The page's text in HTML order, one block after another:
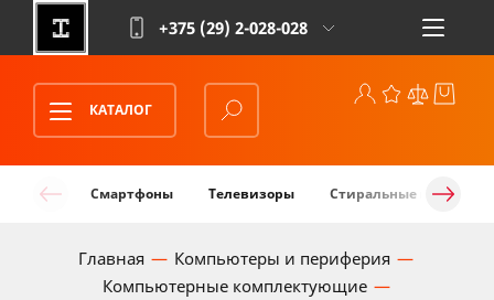
+375 (29) 2-028-028
КАТАЛОГ
Смартфоны Телевизоры Стиральные машины
Главная
Компьютеры и периферия
Компьютерные комплектующие